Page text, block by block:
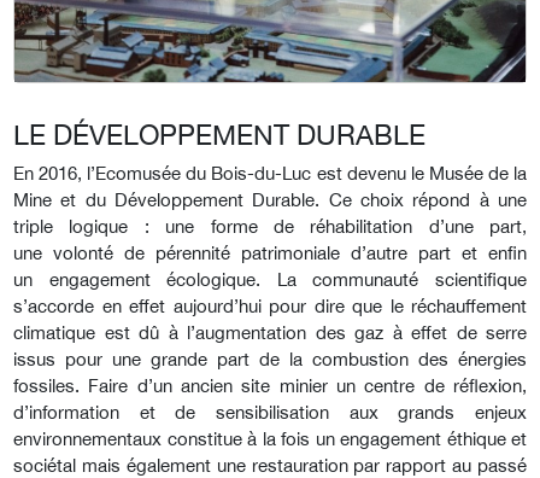
LE DÉVELOPPEMENT DURABLE
En 2016, l’Ecomusée du Bois-du-Luc est devenu le Musée de la
Mine et du Développement Durable. Ce choix répond à une
triple logique : une forme de réhabilitation d’une part,
une volonté de pérennité patrimoniale d’autre part et enfin
un engagement écologique. La communauté scientifique
s’accorde en effet aujourd’hui pour dire que le réchauffement
climatique est dû à l’augmentation des gaz à effet de serre
issus pour une grande part de la combustion des énergies
fossiles. Faire d’un ancien site minier un centre de réflexion,
d’information et de sensibilisation aux grands enjeux
environnementaux constitue à la fois un engagement éthique et
sociétal mais également une restauration par rapport au passé